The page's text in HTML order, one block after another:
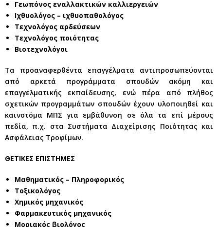
Γεωπόνος εναλλακτικών καλλιεργειών
Ιχθυολόγος – ιχθυοπαθολόγος
Τεχνολόγος αρδεύσεων
Τεχνολόγος ποιότητας
Βιοτεχνολόγοι
Τα προαναφερθέντα επαγγέλματα αντιπροσωπεύονται
από αρκετά προγράμματα σπουδών ακόμη και
επαγγελματικής εκπαίδευσης, ενώ πέρα από πλήθος
σχετικών προγραμμάτων σπουδών έχουν υλοποιηθεί και
καινοτόμα ΜΠΣ για εμβάθυνση σε όλα τα επί μέρους
πεδία, π.χ. στα Συστήματα Διαχείρισης Ποιότητας και
Ασφάλειας Τροφίμων.
ΘΕΤΙΚΕΣ ΕΠΙΣΤΗΜΕΣ
Μαθηματικός – Πληροφορικός
Τοξικολόγος
Χημικός μηχανικός
Φαρμακευτικός μηχανικός
Μοριακός βιολόγος